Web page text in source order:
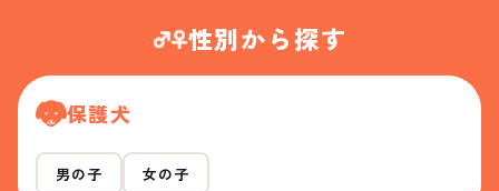
性別から探す
保護犬
男の子 女の子